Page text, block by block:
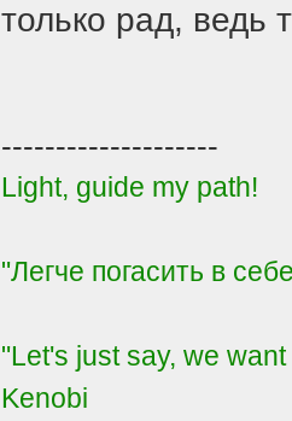
только рад, ведь
--------------------
Light, guide my path!
"Легче погасить в
"Let's just say, we
Kenobi